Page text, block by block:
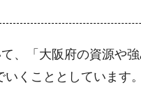
「大阪府の資源や
いくこととしています